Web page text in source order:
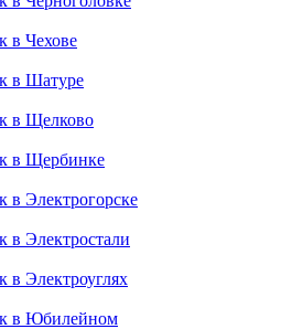
в Чехове
в Шатуре
в Щелково
в Щербинке
в Электрогорске
в Электростали
в Электроуглях
в Юбилейном